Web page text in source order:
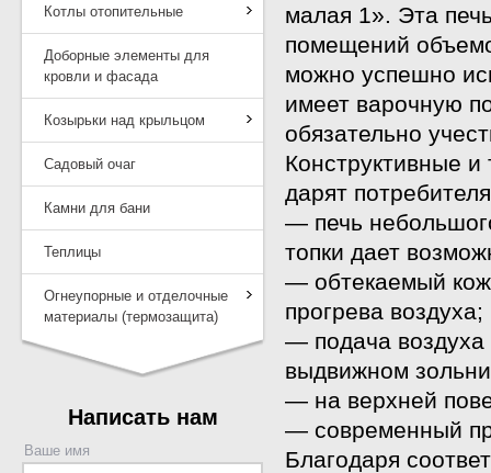
Котлы отопительные
Доборные элементы для
кровли и фасада
Козырьки над крыльцом
Садовый очаг
Камни для бани
Теплицы
Огнеупорные и отделочные
материалы (термозащита)
Написать нам
Ваше имя
малая 1». Эта
помещений
можно успешно
имеет варочную
обязательно
Конструктивные
дарят
— печь
топки дает
— обтекаемый
прогрева воздуха;
— подача
выдвижном
— на верхней
— современный
Благодаря